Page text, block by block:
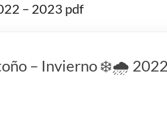
– 2023 pdf
– Invierno ❄️🌧️